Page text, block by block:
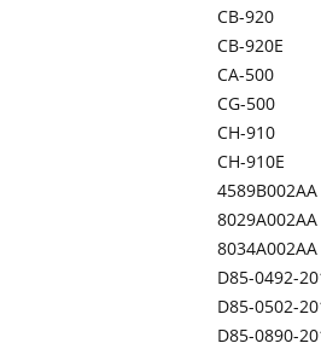
CB-920
CB-920E
CA-500
CG-500
CH-910
CH-910E
4589B002AA
8029A002AA
8034A002AA
D85-0492-
D85-0502-
D85-0890-